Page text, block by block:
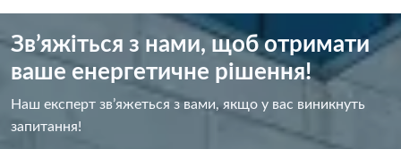
Зв’яжіться з нами, щоб отримати
ваше енергетичне рішення!
Наш експерт зв’яжеться з вами, якщо у вас виникнуть
запитання!